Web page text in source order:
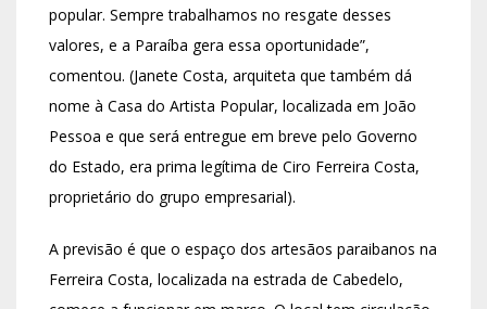
popular. Sempre trabalhamos no resgate desses
valores, e a Paraíba gera essa oportunidade”,
comentou. (Janete Costa, arquiteta que também dá
nome à Casa do Artista Popular, localizada em João
Pessoa e que será entregue em breve pelo Governo
do Estado, era prima legítima de Ciro Ferreira Costa,
proprietário do grupo empresarial).
A previsão é que o espaço dos artesãos paraibanos na
Ferreira Costa, localizada na estrada de Cabedelo,